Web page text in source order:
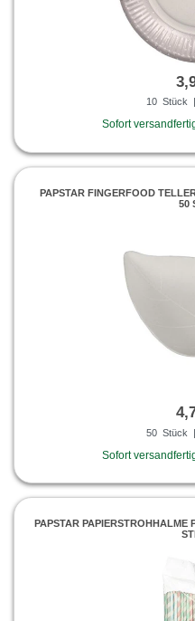
10 Stück
Sofort
PAPSTAR FINGERFOOD
50
50 Stück
Sofort
PAPSTAR PAPIERSTROHHALME